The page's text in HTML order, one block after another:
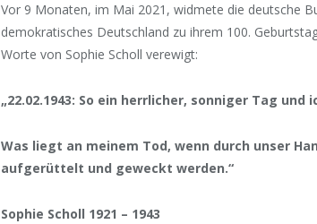
Vor 9 Monaten, im Mai 2021, widmete die deutsche
demokratisches Deutschland zu ihrem 100.
Worte von Sophie Scholl verewigt:
„22.02.1943: So ein herrlicher, sonniger Tag und
Was liegt an meinem Tod, wenn durch unser
aufgerüttelt und geweckt werden.“
Sophie Scholl 1921 – 1943